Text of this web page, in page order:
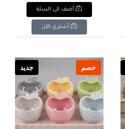
piece porcelain dinner
set
أضف الى السلة
أشتري الآن
خصم جديد